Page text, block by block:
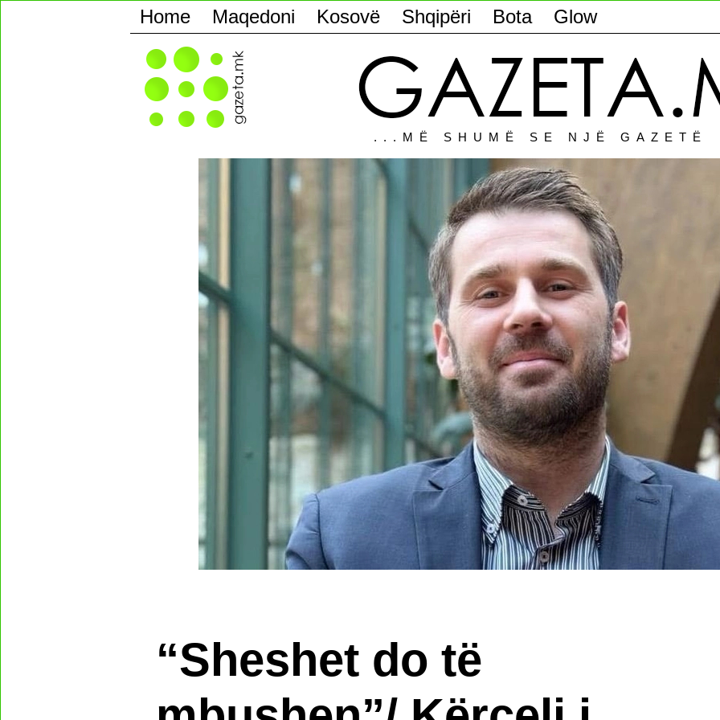
Home Maqedoni Kosovë Shqipëri Bota Glow
...MË SHUMË SE NJË GAZETË
“Sheshet do të